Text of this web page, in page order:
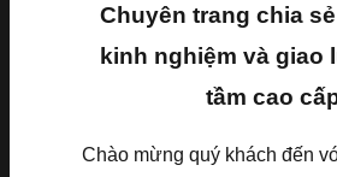
Chuyên trang chia
kinh nghiệm và giao
tầm cao
Chào mừng quý khách đến